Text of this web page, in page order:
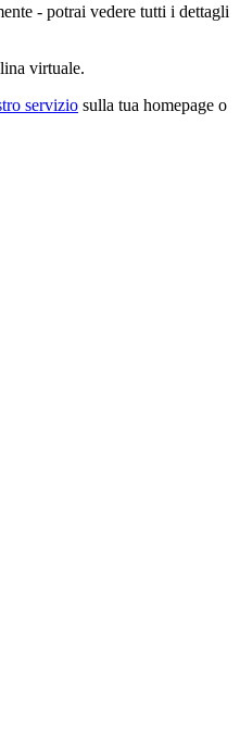
- potrai vedere tutti i dettagli
virtuale.
servizio sulla tua homepage o